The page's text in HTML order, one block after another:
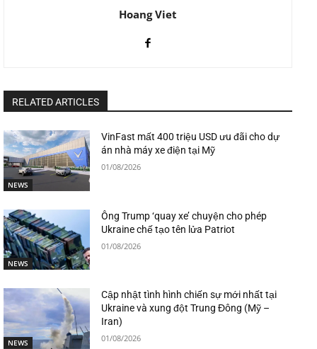
Hoang Viet
RELATED ARTICLES
NEWS
VinFast mất 400 triệu USD ưu đãi cho dự
án nhà máy xe điện tại Mỹ
01/08/2026
NEWS
Ông Trump ‘quay xe’ chuyện cho phép
Ukraine chế tạo tên lửa Patriot
01/08/2026
NEWS
Cập nhật tình hình chiến sự mới nhất tại
Ukraine và xung đột Trung Đông (Mỹ –
Iran)
01/08/2026